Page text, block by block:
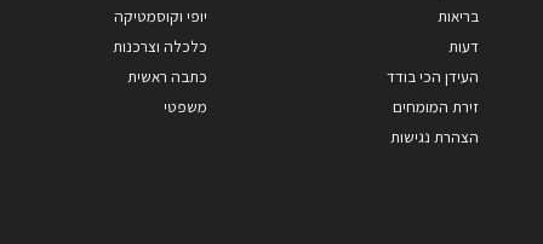
בריאות
דעות
העידן הכי בודד
זירת המומחים
הצהרת נגישות
יופי וקוסמטיקה
כלכלה וצרכנות
כתבה ראשית
משפטי